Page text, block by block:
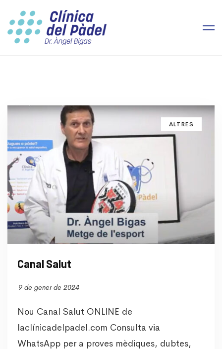
ALTRES
Canal Salut
9 de gener de 2024
Nou Canal Salut ONLINE de
laclínicadelpadel.com Consulta via
WhatsApp per a proves mèdiques, dubtes,